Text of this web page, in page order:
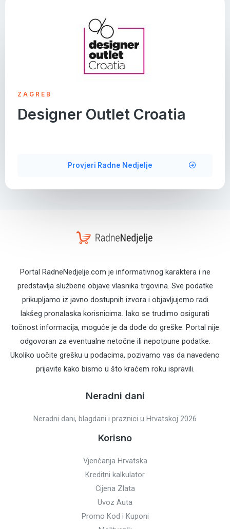
ZAGREB
Designer Outlet Croatia
Provjeri Radne Nedjelje
Portal RadneNedjelje.com je informativnog karaktera i ne
predstavlja službene objave vlasnika trgovina. Sve podatke
prikupljamo iz javno dostupnih izvora i objavljujemo radi
lakšeg pronalaska korisnicima. Iako se trudimo osigurati
točnost informacija, moguće je da dođe do greške. Portal nije
odgovoran za eventualne netočne ili nepotpune podatke.
Ukoliko uočite grešku u podacima, pozivamo vas da navedeno
prijavite kako bismo u što kraćem roku ispravili.
Neradni dani
Neradni dani, blagdani i praznici u Hrvatskoj 2026
Korisno
Vjenčanja Hrvatska
Kreditni kalkulator
Cijena Zlata
Uvoz Auta
Promo Kod i Kuponi